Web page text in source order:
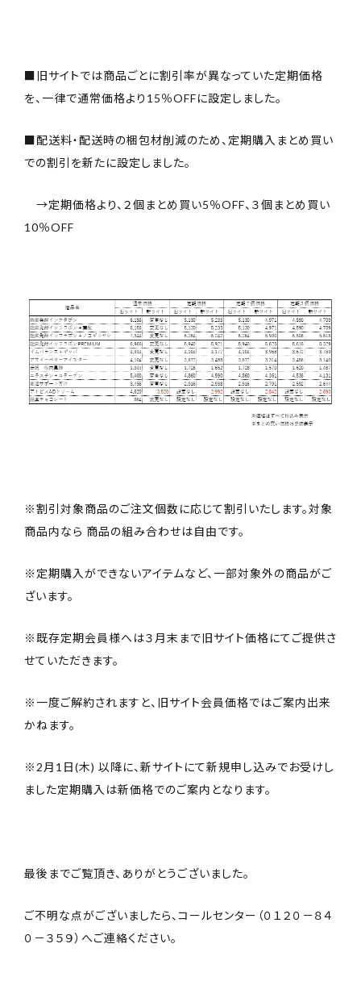
■旧サイトでは商品ごとに割引率が異なっていた定期価格
を、一律で通常価格より15％OFFに設定しました。
■配送料・配送時の梱包材削減のため、定期購入まとめ買い
での割引を新たに設定しました。
→定期価格より、２個まとめ買い5％OFF、３個まとめ買い
10％OFF
※割引対象商品のご注文個数に応じて割引いたします。対象
商品内なら 商品の組み合わせは自由です。
※定期購入ができないアイテムなど、一部対象外の商品がご
ざいます。
※既存定期会員様へは３月末まで旧サイト価格にてご提供さ
せていただきます。
※一度ご解約されますと、旧サイト会員価格ではご案内出来
かねます。
※2月1日(木) 以降に、新サイトにて新規申し込みでお受けし
ました定期購入は新価格でのご案内となります。
最後までご覧頂き、ありがとうございました。
ご不明な点がございましたら、コールセンター（０１２０－８４
０－３５９）へご連絡ください。